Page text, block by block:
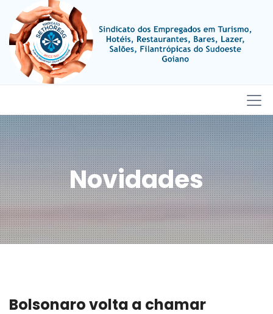
Novidades
Bolsonaro volta a chamar